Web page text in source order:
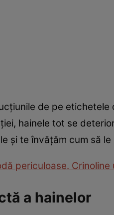
de pe
hainele tot se
și te învățăm cum să
periculoase.
a hainelor